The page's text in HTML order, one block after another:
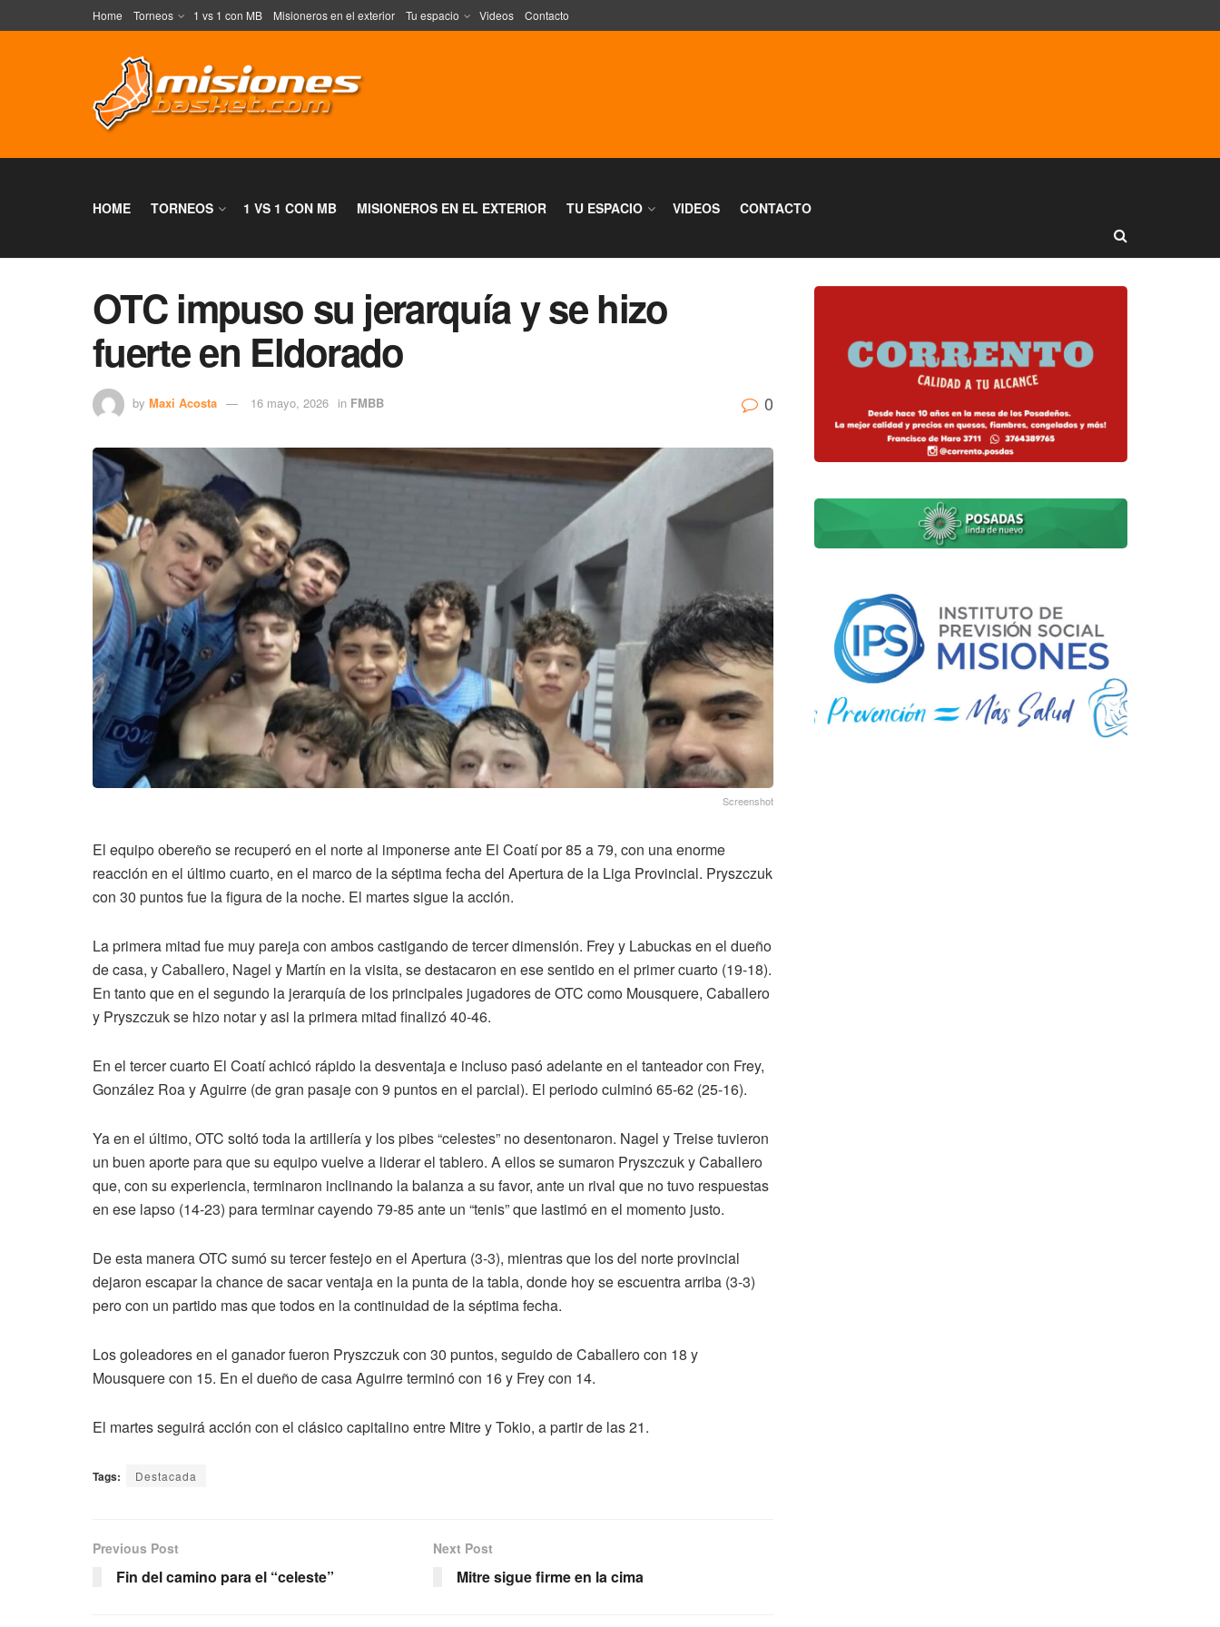
Home Torneos 1 vs 1 con MB Misioneros en el exterior Tu espacio Videos Contacto
HOME TORNEOS 1 VS 1 CON MB MISIONEROS EN EL EXTERIOR TU ESPACIO VIDEOS CONTACTO
OTC impuso su jerarquía y se hizo
fuerte en Eldorado
by Maxi Acosta 16 mayo, 2026 in FMBB 0
Screenshot
El equipo obereño se recuperó en el norte al imponerse ante El Coatí por 85 a 79, con una enorme
reacción en el último cuarto, en el marco de la séptima fecha del Apertura de la Liga Provincial. Pryszczuk
con 30 puntos fue la figura de la noche. El martes sigue la acción.
La primera mitad fue muy pareja con ambos castigando de tercer dimensión. Frey y Labuckas en el dueño
de casa, y Caballero, Nagel y Martín en la visita, se destacaron en ese sentido en el primer cuarto (19-18).
En tanto que en el segundo la jerarquía de los principales jugadores de OTC como Mousquere, Caballero
y Pryszczuk se hizo notar y asi la primera mitad finalizó 40-46.
En el tercer cuarto El Coatí achicó rápido la desventaja e incluso pasó adelante en el tanteador con Frey,
González Roa y Aguirre (de gran pasaje con 9 puntos en el parcial). El periodo culminó 65-62 (25-16).
Ya en el último, OTC soltó toda la artillería y los pibes “celestes” no desentonaron. Nagel y Treise tuvieron
un buen aporte para que su equipo vuelve a liderar el tablero. A ellos se sumaron Pryszczuk y Caballero
que, con su experiencia, terminaron inclinando la balanza a su favor, ante un rival que no tuvo respuestas
en ese lapso (14-23) para terminar cayendo 79-85 ante un “tenis” que lastimó en el momento justo.
De esta manera OTC sumó su tercer festejo en el Apertura (3-3), mientras que los del norte provincial
dejaron escapar la chance de sacar ventaja en la punta de la tabla, donde hoy se escuentra arriba (3-3)
pero con un partido mas que todos en la continuidad de la séptima fecha.
Los goleadores en el ganador fueron Pryszczuk con 30 puntos, seguido de Caballero con 18 y
Mousquere con 15. En el dueño de casa Aguirre terminó con 16 y Frey con 14.
El martes seguirá acción con el clásico capitalino entre Mitre y Tokio, a partir de las 21.
Tags: Destacada
Previous Post
Fin del camino para el “celeste”
Next Post
Mitre sigue firme en la cima